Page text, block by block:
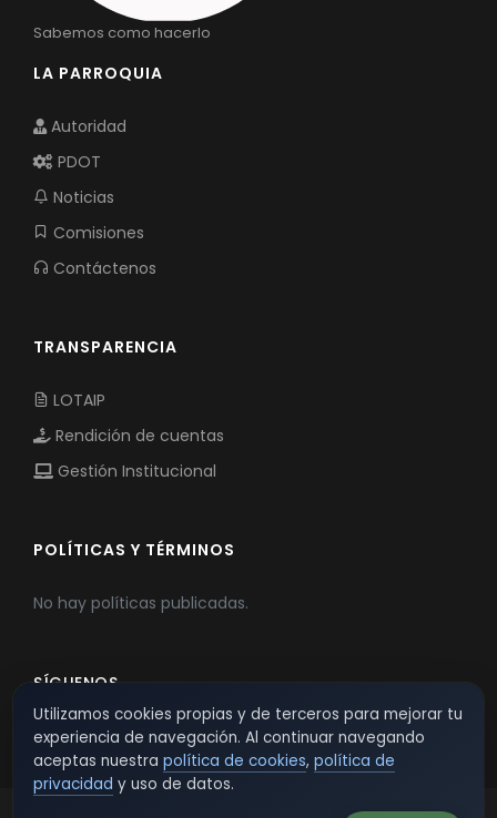
Sabemos como hacerlo
LA PARROQUIA
Autoridad
PDOT
Noticias
Comisiones
Contáctenos
TRANSPARENCIA
LOTAIP
Rendición de cuentas
Gestión Institucional
POLÍTICAS Y TÉRMINOS
No hay políticas publicadas.
SÍGUENOS
Utilizamos cookies propias y de terceros para mejorar tu
experiencia de navegación. Al continuar navegando
aceptas nuestra política de cookies, política de
privacidad y uso de datos.